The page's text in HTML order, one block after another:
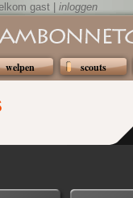
gast | inloggen
welpen scouts